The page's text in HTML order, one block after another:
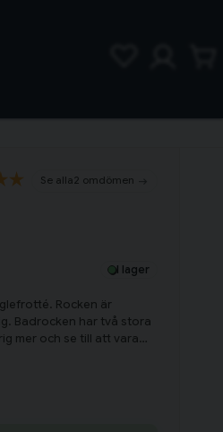
2 omdömen
I lager
Rocken är
Badrocken har två stora
mer och se till att vara